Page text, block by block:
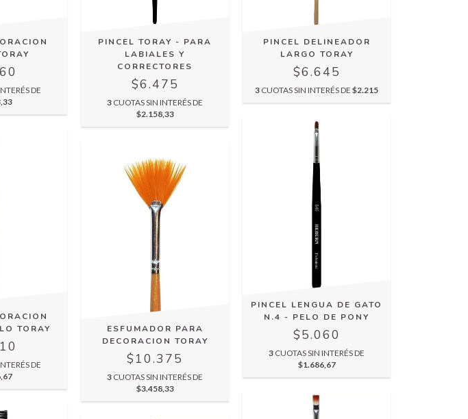
DE
PINCEL TORAY - PARA
LABIALES Y
CORRECTORES
$6.475
3 CUOTAS SIN INTERÉS DE
$2.158,33
PINCEL DELINEADOR
LARGO TORAY
$6.645
3 CUOTAS SIN INTERÉS DE$2.215
TORAY
DE
ESFUMADOR PARA
DECORACION TORAY
$10.375
3 CUOTAS SIN INTERÉS DE
$3.458,33
PINCEL LENGUA DE GATO
N.4 - PELO DE PONY
$5.060
3 CUOTAS SIN INTERÉS DE
$1.686,67